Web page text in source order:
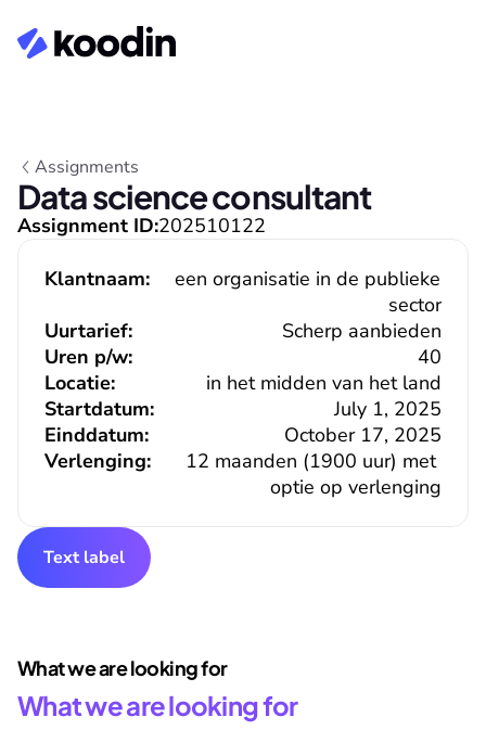
Assignments
Data science consultant
Assignment ID:202510122
Klantnaam:
een organisatie in de publieke
sector
Uurtarief:
Scherp aanbieden
40
Uren p/w:
Locatie:
in het midden van het land
Verlenging:
12 maanden (1900 uur) met
optie op verlenging
Einddatum: October 17, 2025
Startdatum: July 1, 2025
Text label
What we are looking for
What we are looking for